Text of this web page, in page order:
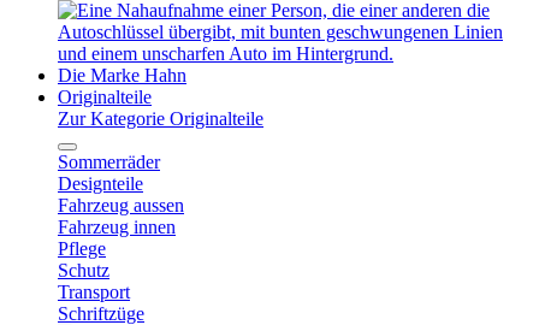
Die Marke Hahn
Originalteile
Zur Kategorie Originalteile
Sommerräder
Designteile
Fahrzeug aussen
Fahrzeug innen
Pflege
Schutz
Transport
Schriftzüge